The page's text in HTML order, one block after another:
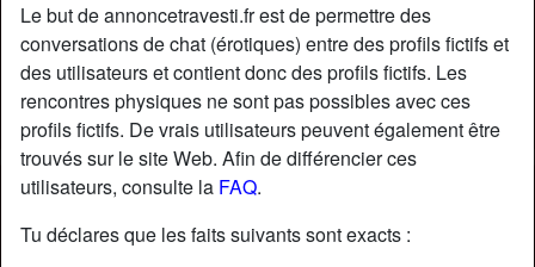
Le but de annoncetravesti.fr est de permettre des
conversations de chat (érotiques) entre des profils fictifs et
des utilisateurs et contient donc des profils fictifs. Les
rencontres physiques ne sont pas possibles avec ces
profils fictifs. De vrais utilisateurs peuvent également être
trouvés sur le site Web. Afin de différencier ces
utilisateurs, consulte la FAQ.
Tu déclares que les faits suivants sont exacts :
starAjouter chatDiscuter !